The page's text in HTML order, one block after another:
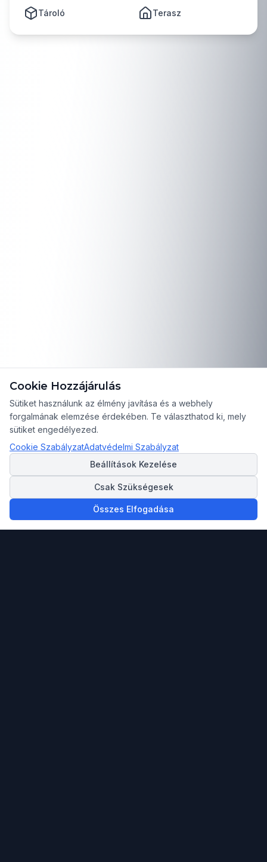
Tároló Terasz
Cookie Hozzájárulás
Sütiket használunk az élmény javítása és a webhely
forgalmának elemzése érdekében. Te választhatod ki, mely
sütiket engedélyezed.
Cookie SzabályzatAdatvédelmi Szabályzat
Beállítások Kezelése
Csak Szükségesek
Összes Elfogadása